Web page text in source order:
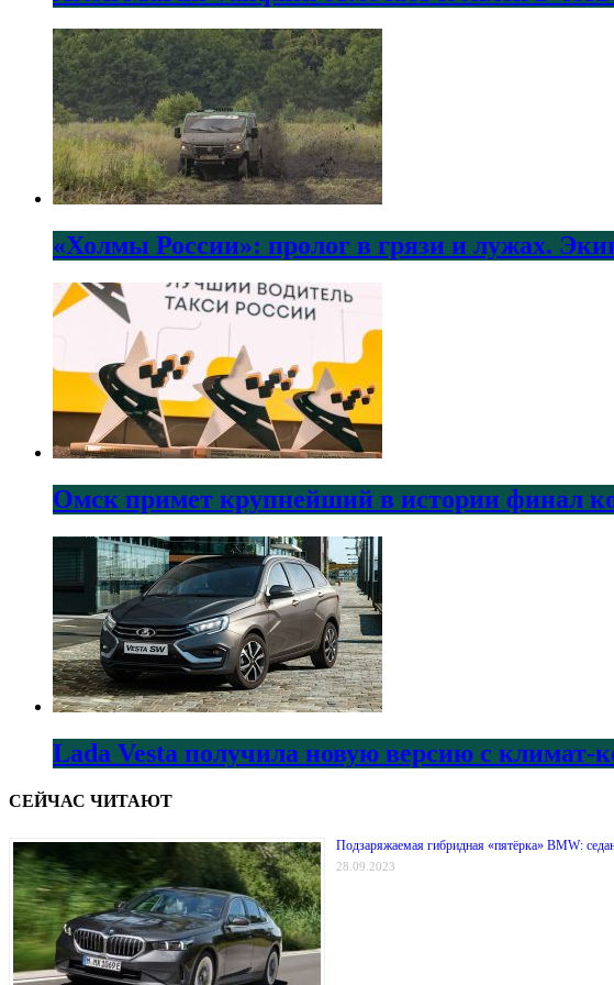
«Холмы России»: пролог в грязи и лужах.
Омск примет крупнейший в истории финал
Lada Vesta получила новую версию с климат-
СЕЙЧАС ЧИТАЮТ
Подзаряжаемая гибридная «пятёрка» BMW:
28.09.2023